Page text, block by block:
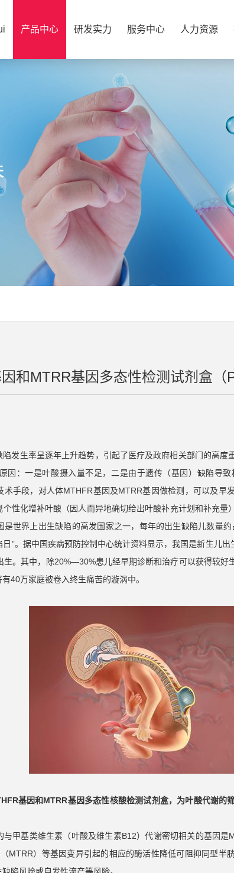
产品中心 研发实力 服务中心 人力资源
和MTRR基因多态性检测试剂盒（
发生率呈逐年上升趋势，引起了医疗及政府相关部门的高度
因：一是叶酸摄入量不足，二是由于遗传（基因）缺陷导
手段，对人体MTHFR基因及MTRR基因做检测，可以及早
性化增补叶酸（因人而异地确切给出叶酸补充计划和补充量
世界上出生缺陷的高发国家之一，每年的出生缺陷儿数量
”。据中国疾病预防控制中心统计资料显示，我国是新生儿
生。其中，除20%—30%患儿经早期诊断和治疗可以获得较
40万家庭被卷入终生痛苦的漩涡中。
基因和MTRR基因多态性核酸检测试剂盒，为叶酸代谢的
甲基类维生素（叶酸及维生素B12）代谢密切相关的基因
MTRR）等基因变异引起的相应的酶活性降低可阻抑同型半
陷风险或自发性流产等风险。